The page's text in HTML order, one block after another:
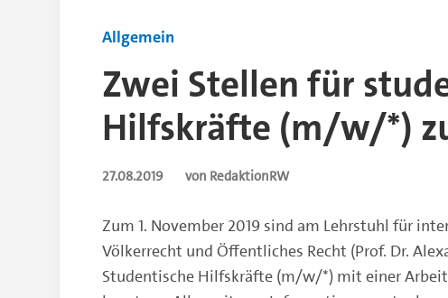
Allgemein
Zwei Stellen für
Hilfskräfte (m/w/*)
27.08.2019 von RedaktionRW
Zum 1. November 2019 sind am Lehrstuhl für
Völkerrecht und Öffentliches Recht (Prof. Dr.
Studentische Hilfskräfte (m/w/*) mit einer